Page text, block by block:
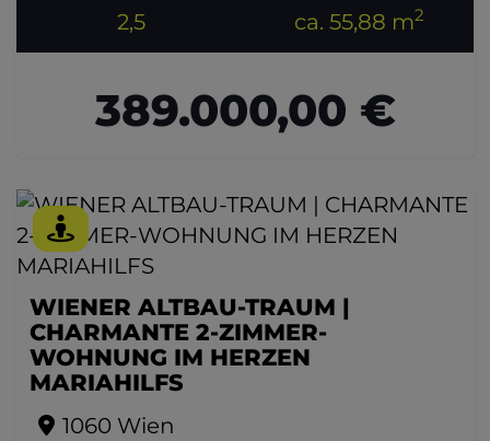
2,5
ca. 55,88 m2
389.000,00 €
WIENER ALTBAU-TRAUM |
CHARMANTE 2-ZIMMER-
WOHNUNG IM HERZEN
MARIAHILFS
1060 Wien